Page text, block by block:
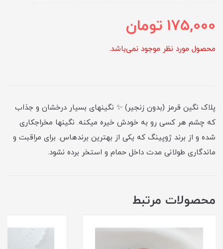
175,000 تومان
محصول مورد نظر موجود نمی‌باشد.
پلاک نگین قرمز (بدون زنجیر) ✨ نگینهای بسیار درخشان و جذاب
که چشم هر کسی رو به خودش خیره میکنه. نگینها مخراجکاری
شده و از برند ژوپینگ که یکی از بهترین برندهاس. برای مراقبت و
ماندگاری طولانی مدت داخل حمام و استخر برده نشود.
محصولات مرتبط